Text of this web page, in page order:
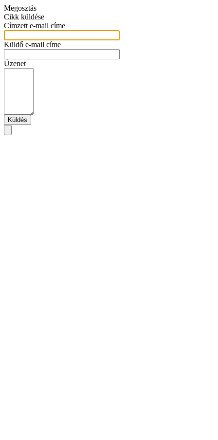
Megosztás
Cikk küldése
Címzett e-mail címe
Küldő e-mail címe
Üzenet